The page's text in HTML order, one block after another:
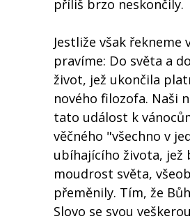
příliš brzo neskončily.
Jestliže však
pravíme: Do světa a
život, jež ukončila
nového filozofa. Naši
tato událost k
věčného "všechno v
ubíhajícího života, jež
moudrost světa,
přeměnily. Tím, že
Slovo se svou